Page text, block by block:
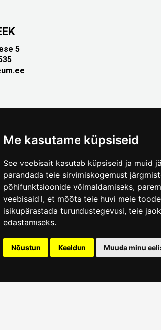
Me kasutame küpsiseid
See veebisait kasutab küpsiseid ja muid
parandada teie sirvimiskogemust
põhifunktsioonide võimaldamiseks,
veebisaidil, et mõõta teie huvi meie
isikupärastada turundustegevusi, teie
edastamiseks.
Nõustun Keeldun Muuda minu
5
info@linnamuuseum.ee